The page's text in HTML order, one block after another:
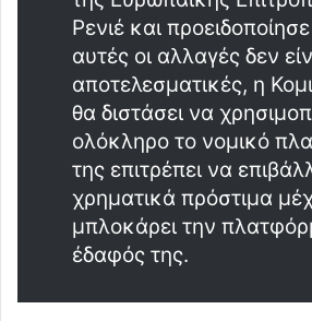
Ρενιέ και
αυτές οι αλλαγές δεν
αποτελεσματικές, η
θα διστάσει να
ολόκληρο το νομικό
της επιτρέπει να
χρηματικά πρόστιμα
μπλοκάρει την
έδαφός της.